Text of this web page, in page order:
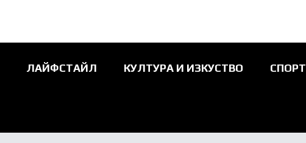
ЛАЙФСТАЙЛ КУЛТУРА И ИЗКУСТВО СПОРТ